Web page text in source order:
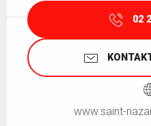
02
www.saint-